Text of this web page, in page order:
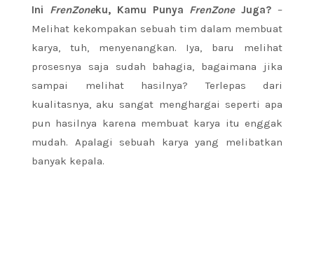
Ini FrenZoneku, Kamu Punya FrenZoneJuga? –
Melihat kekompakan sebuah tim dalam membuat
karya, tuh, menyenangkan. Iya, baru melihat
prosesnya saja sudah bahagia, bagaimana jika
sampai melihat hasilnya? Terlepas dari
kualitasnya, aku sangat menghargai seperti apa
pun hasilnya karena membuat karya itu enggak
mudah. Apalagi sebuah karya yang melibatkan
banyak kepala.